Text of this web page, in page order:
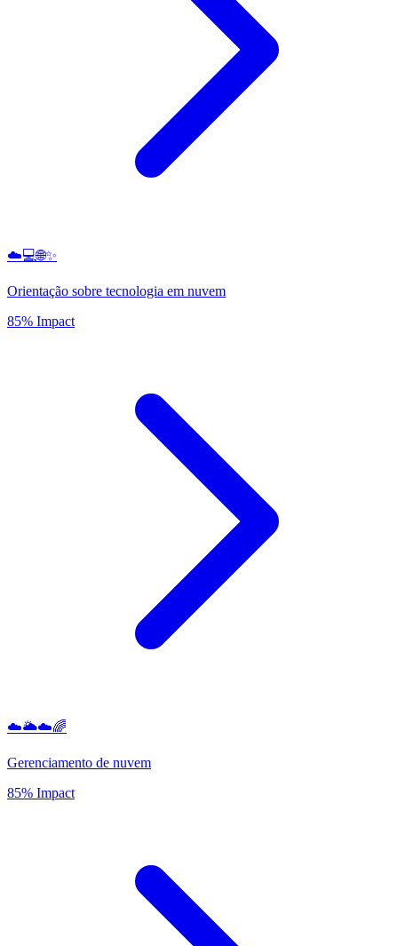
☁️💻🌐✨
Orientação sobre tecnologia em nuvem
85% Impact
☁️🌥️☁️🌈
Gerenciamento de nuvem
85% Impact